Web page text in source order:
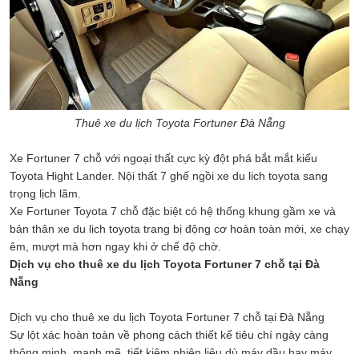
Thuê xe du lịch Toyota Fortuner Đà Nẵng
Xe Fortuner 7 chỗ với ngoại thất cực kỳ đột phá bắt mắt kiểu
Toyota Hight Lander. Nội thất 7 ghế ngồi xe du lich toyota sang
trọng lịch lãm.
Xe Fortuner Toyota 7 chỗ đặc biệt có hệ thống khung gầm xe và
bản thân xe du lich toyota trang bị động cơ hoàn toàn mới, xe chạy
êm, mượt mà hơn ngay khi ở chế độ chờ.
Dịch vụ cho thuê xe du lịch Toyota Fortuner 7 chỗ tại Đà
Nẵng
Dịch vụ cho thuê xe du lịch Toyota Fortuner 7 chỗ tại Đà Nẵng
Sự lột xác hoàn toàn về phong cách thiết kế tiêu chí ngày càng